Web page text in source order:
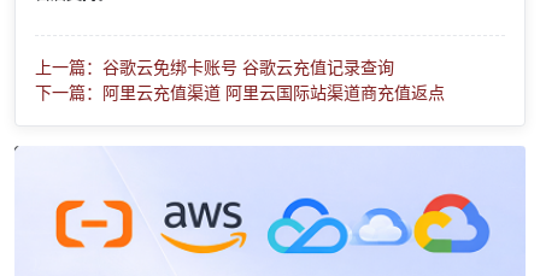
上一篇：谷歌云免绑卡账号 谷歌云充值记录查询
下一篇：阿里云充值渠道 阿里云国际站渠道商充值返点